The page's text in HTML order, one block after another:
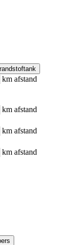
km afstand
km afstand
km afstand
km afstand